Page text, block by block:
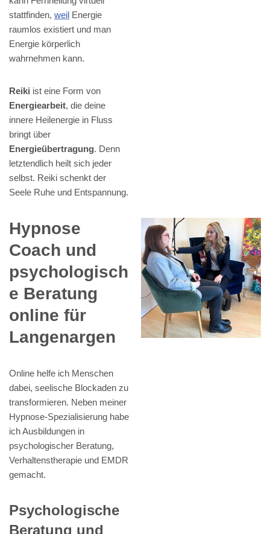
stattfinden, weil Energie
raumlos existiert und man
Energie körperlich
wahrnehmen kann.
Reiki ist eine Form von
Energiearbeit, die deine
innere Heilenergie in Fluss
bringt über
Energieübertragung. Denn
letztendlich heilt sich jeder
selbst. Reiki schenkt der
Seele Ruhe und Entspannung.
Hypnose
Coach und
psychologisch
e Beratung
online für
Langenargen
Online helfe ich Menschen
dabei, seelische Blockaden zu
transformieren. Neben meiner
Hypnose-Spezialisierung habe
ich Ausbildungen in
psychologischer Beratung,
Verhaltenstherapie und EMDR
gemacht.
Psychologische
Beratung und